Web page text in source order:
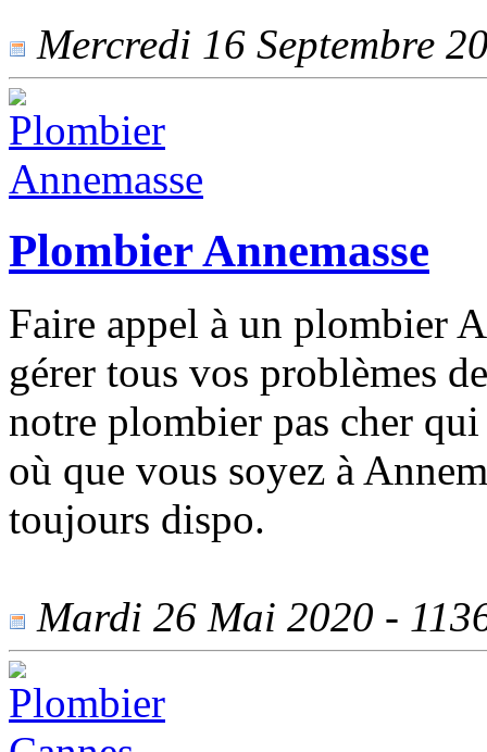
Mercredi 16 Septembre
Plombier Annemasse
Faire appel à un plombier
gérer tous vos problèmes
notre plombier pas cher
où que vous soyez à
toujours dispo.
Mardi 26 Mai 2020 -